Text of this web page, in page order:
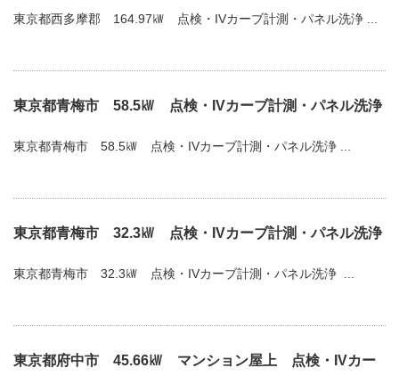
東京都西多摩郡 164.97㎾ 点検・IVカーブ計測・パネル洗浄 ...
東京都青梅市 58.5㎾ 点検・IVカーブ計測・パネル洗浄
東京都青梅市 58.5㎾ 点検・IVカーブ計測・パネル洗浄 ...
東京都青梅市 32.3㎾ 点検・IVカーブ計測・パネル洗浄
東京都青梅市 32.3㎾ 点検・IVカーブ計測・パネル洗浄 ...
東京都府中市 45.66㎾ マンション屋上 点検・IVカー